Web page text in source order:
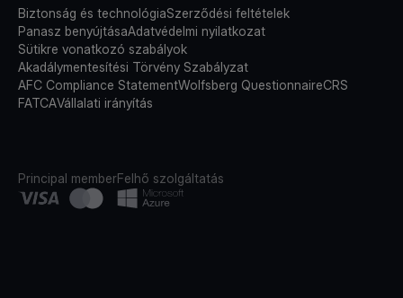
Biztonság és technológiaSzerződési feltételek
Panasz benyújtásaAdatvédelmi nyilatkozat
Sütikre vonatkozó szabályok
Akadálymentesítési Törvény Szabályzat
AFC Compliance StatementWolfsberg QuestionnaireCRS
FATCAVállalati irányítás
Principal memberFelhő szolgáltatás